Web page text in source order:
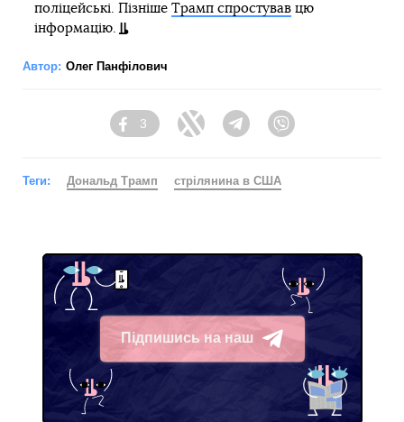
поліцейські. Пізніше Трамп спростувавцю
інформацію.
Автор: Олег Панфілович
Facebook
3
Twitter TelegramViber
Теги: Дональд Трамп стрілянина в США
Підпишись на наш
Telegram